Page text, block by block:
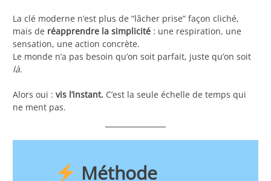
La clé moderne n’est plus de “lâcher prise” façon cliché,
mais de réapprendre la simplicité : une respiration, une
sensation, une action concrète.
Le monde n’a pas besoin qu’on soit parfait, juste qu’on soit
là.
Alors oui : vis l’instant. C’est la seule échelle de temps qui
ne ment pas.
Méthode